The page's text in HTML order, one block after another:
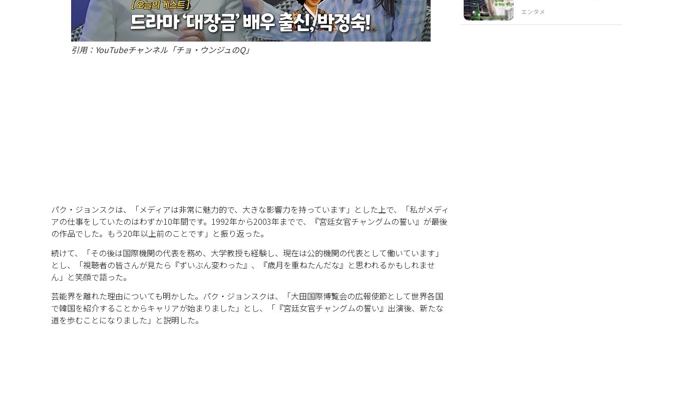
引用：YouTubeチャンネル「チョ・ウンジュのQ」
パク・ジョンスクは、「メディアは非常に魅力的で、大きな影響力を持っています」とした上で、「私がメディ
アの仕事をしていたのはわずか10年間です。1992年から2003年までで、『宮廷女官チャングムの誓い』が最後
の作品でした。もう20年以上前のことです」と振り返った。
続けて、「その後は国際機関の代表を務め、大学教授も経験し、現在は公的機関の代表として働いています」
とし、「視聴者の皆さんが見たら『ずいぶん変わった』、『歳月を重ねたんだな』と思われるかもしれませ
ん」と笑顔で語った。
芸能界を離れた理由についても明かした。パク・ジョンスクは、「大田国際博覧会の広報使節として世界各国
で韓国を紹介することからキャリアが始まりました」とし、「『宮廷女官チャングムの誓い』出演後、新たな
道を歩むことになりました」と説明した。
エンタメ